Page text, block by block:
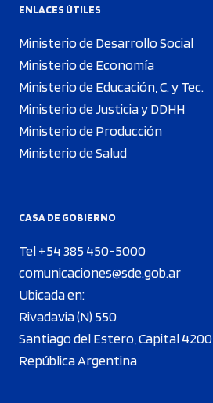
ENLACES ÚTILES
Ministerio de Desarrollo Social
Ministerio de Economía
Ministerio de Educación, C. y Tec.
Ministerio de Justicia y DDHH
Ministerio de Producción
Ministerio de Salud
CASA DE GOBIERNO
Tel +54 385 450-5000
comunicaciones@sde.gob.ar
Ubicada en:
Rivadavia (N) 550
Santiago del Estero, Capital 4200
República Argentina